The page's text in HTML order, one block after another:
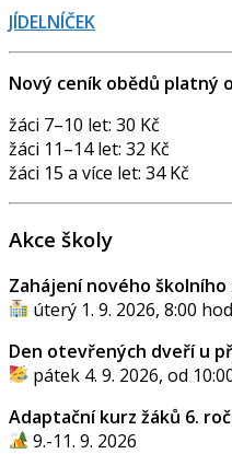
JÍDELNÍČEK
Nový ceník obědů platný
žáci 7–10 let: 30 Kč
žáci 11–14 let: 32 Kč
žáci 15 a více let: 34 Kč
Akce školy
Zahájení nového školního
úterý 1. 9. 2026, 8:00
Den otevřených dveří u
pátek 4. 9. 2026, od
Adaptační kurz žáků 6.
9.-11. 9. 2026